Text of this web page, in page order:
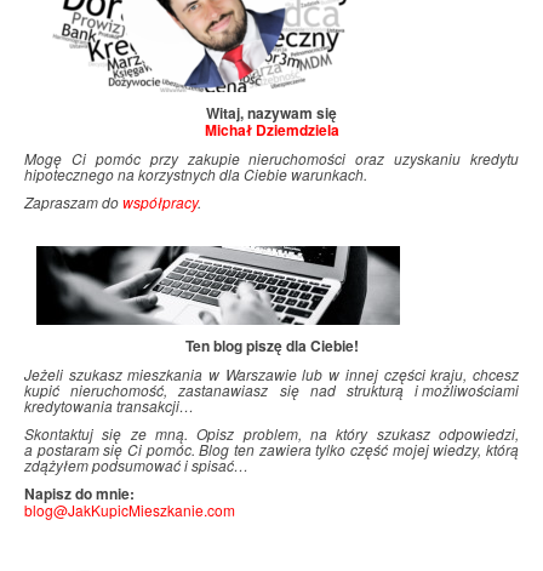
Witaj, nazywam się
Michał Dziemdziela
Mogę Ci pomóc przy zakupie nieruchomości oraz uzyskaniu kredytu
hipotecznego na korzystnych dla Ciebie warunkach.
Zapraszam dowspółpracy.
Ten blog piszę dla Ciebie!
Jeżeli szukasz mieszkania w Warszawie lub w innej części kraju, chcesz
kupić nieruchomość, zastanawiasz się nad strukturą imożliwościami
kredytowania transakcji…
Skontaktuj się ze mną. Opisz problem, na który szukasz odpowiedzi,
a postaram się Ci pomóc. Blog ten zawiera tylko część mojej wiedzy, którą
zdążyłem podsumować ispisać…
Napisz do mnie:
blog@JakKupicMieszkanie.com